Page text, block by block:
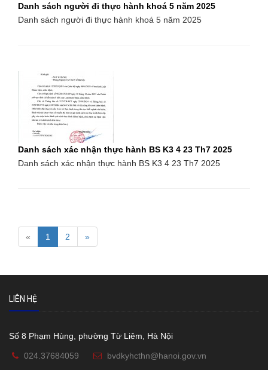
Danh sách người đi thực hành khoá 5 năm 2025
Danh sách người đi thực hành khoá 5 năm 2025
Danh sách xác nhận thực hành BS K3 4 23 Th7 2025
Danh sách xác nhận thực hành BS K3 4 23 Th7 2025
« 1 2 »
LIÊN HỆ
Số 8 Phạm Hùng, phường Từ Liêm, Hà Nội
024.37684059 bvdkyhcthn@hanoi.gov.vn